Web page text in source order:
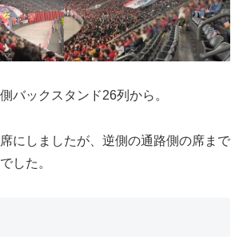
バックスタンド26列から。
にしましたが、逆側の通路側の席まで
した。